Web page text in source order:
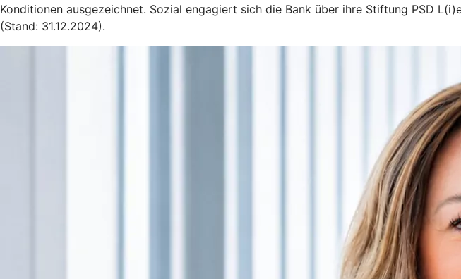
Konditionen ausgezeichnet. Sozial engagiert sich die Bank über ihre Stiftung PSD
(Stand: 31.12.2024).